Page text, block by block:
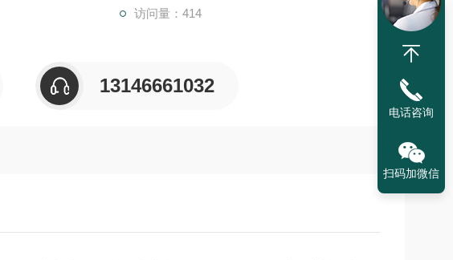
访问量：414
13146661032
电话咨询
扫码加微信